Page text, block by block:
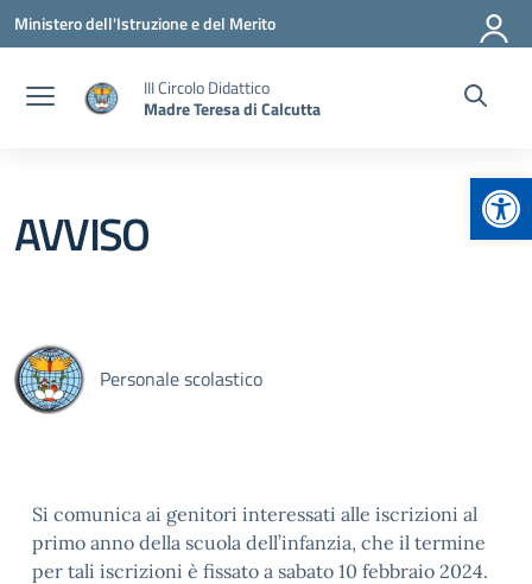
Vai ai contenuti
Vai al menu di navigazione
Vai al footer
Ministero dell'Istruzione e del Merito
III Circolo Didattico
Madre Teresa di Calcutta
AVVISO
Personale scolastico
Si comunica ai genitori interessati alle iscrizioni al
primo anno della scuola dell’infanzia, che il termine
per tali iscrizioni è fissato a sabato 10 febbraio 2024.